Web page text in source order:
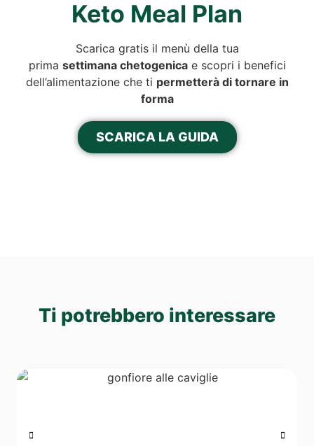
Keto Meal Plan
Scarica gratis il menù della tua
prima settimana chetogenicae scopri i benefici
dell’alimentazione che ti permetterà di tornare in
forma
SCARICA LA GUIDA
Ti potrebbero interessare